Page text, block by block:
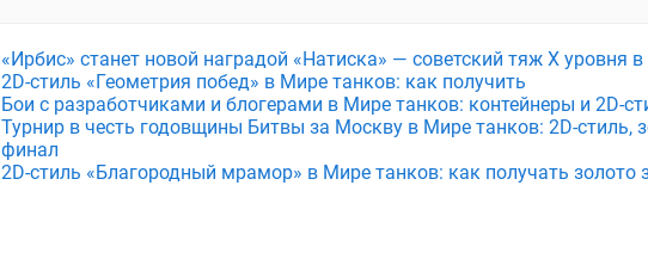
«Ирбис» станет новой наградой «Натиска» — советский тяж X уровня
2D-стиль «Геометрия побед» в Мире танков: как получить
Бои с разработчиками и блогерами в Мире танков: контейнеры и 2D-
Турнир в честь годовщины Битвы за Москву в Мире танков: 2D-стиль,
финал
2D-стиль «Благородный мрамор» в Мире танков: как получать золото